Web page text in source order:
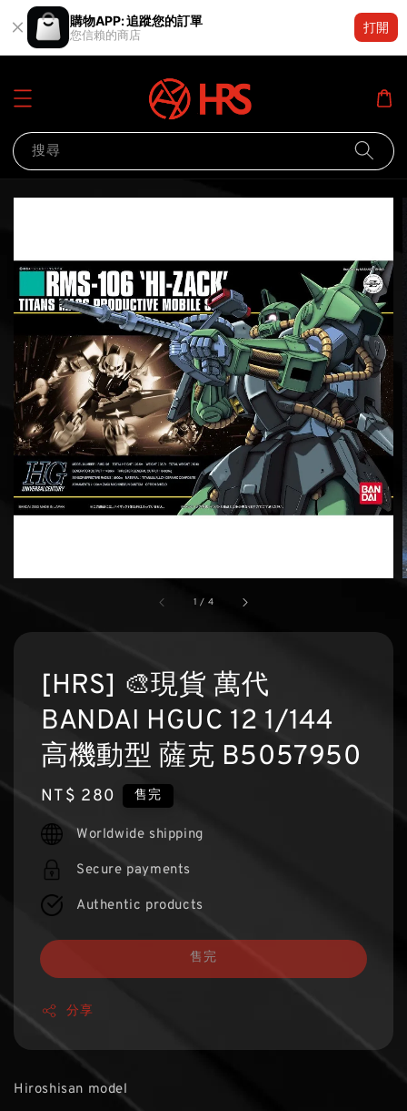
購物APP: 追蹤您的訂單
您信賴的商店
打開
搜尋
1 / 4
[HRS] 🎨現貨 萬代
BANDAI HGUC 12 1/144
高機動型 薩克 B5057950
Regular
price
NT$ 280 售完
Worldwide shipping
Secure payments
Authentic products
售完
分享
Hiroshisan model